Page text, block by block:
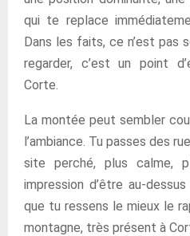
qui te replace
Dans les faits, ce n’est pas
regarder, c’est un point
Corte.
La montée peut sembler
l’ambiance. Tu passes des
site perché, plus calme,
impression d’être au-
que tu ressens le mieux le
montagne, très présent à